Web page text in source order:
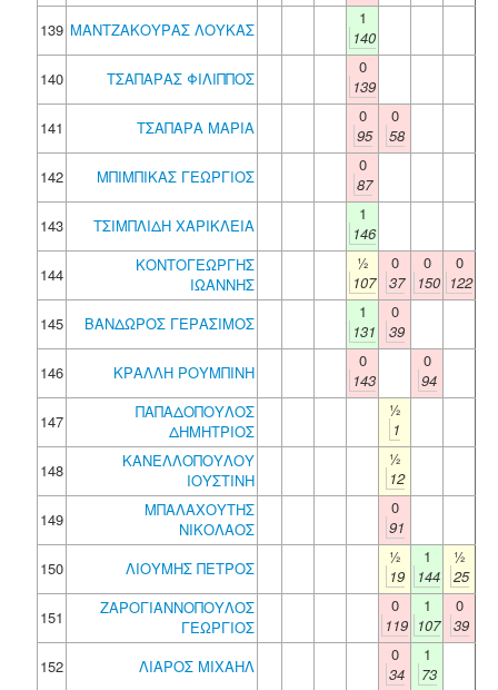
139 ΜΑΝΤΖΑΚΟΥΡΑΣ ΛΟΥΚΑΣ
1
140
140
ΤΣΑΠΑΡΑΣ ΦΙΛΙΠΠΟΣ
0
139
141
ΤΣΑΠΑΡΑ ΜΑΡΙΑ
0
95
0
58
142
ΜΠΙΜΠΙΚΑΣ ΓΕΩΡΓΙΟΣ
0
87
143
ΤΣΙΜΠΛΙΔΗ ΧΑΡΙΚΛΕΙΑ
1
146
144
ΚΟΝΤΟΓΕΩΡΓΗΣ
ΙΩΑΝΝΗΣ
½
107
0
37
0
150
0
122
145
ΒΑΝΔΩΡΟΣ ΓΕΡΑΣΙΜΟΣ
1
131
0
39
146
ΚΡΑΛΛΗ ΡΟΥΜΠΙΝΗ
0
143
0
94
147
ΠΑΠΑΔΟΠΟΥΛΟΣ
ΔΗΜΗΤΡΙΟΣ
½
1
148
ΚΑΝΕΛΛΟΠΟΥΛΟΥ
ΙΟΥΣΤΙΝΗ
½
12
149
ΜΠΑΛΑΧΟΥΤΗΣ
ΝΙΚΟΛΑΟΣ
0
91
150
ΛΙΟΥΜΗΣ ΠΕΤΡΟΣ
½
19
1
144
½
25
151
ΖΑΡΟΓΙΑΝΝΟΠΟΥΛΟΣ
ΓΕΩΡΓΙΟΣ
0
119
1
107
0
39
152
ΛΙΑΡΟΣ ΜΙΧΑΗΛ
0
34
1
73